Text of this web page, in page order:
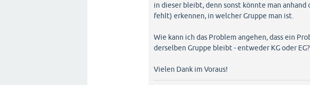
in dieser bleibt, denn sonst könnte man
fehlt) erkennen, in welcher Gruppe man ist.
Wie kann ich das Problem angehen, dass ein
derselben Gruppe bleibt - entweder KG oder EG?
Vielen Dank im Voraus!